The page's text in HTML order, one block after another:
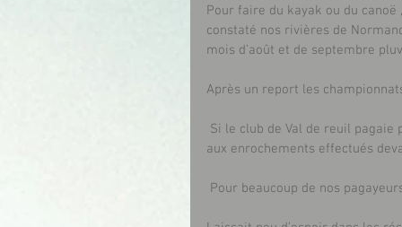
Pour faire du kayak ou du canoë
constaté nos rivières de
mois d’août et de septembre
Après un report les
aux enrochements effectués
Pour beaucoup de nos